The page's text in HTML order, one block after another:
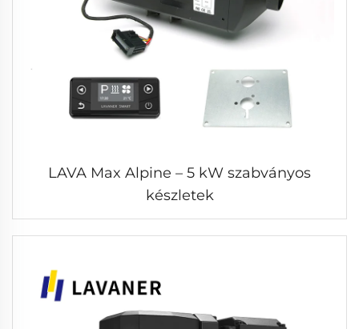
LAVA Max Alpine – 5 kW szabványos
készletek